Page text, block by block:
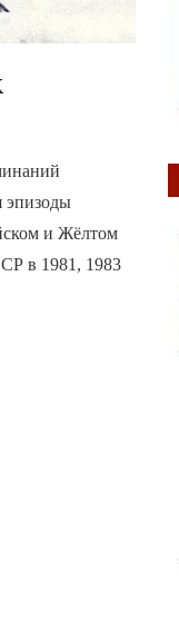
эпизоды
и Жёлтом
в 1981, 1983